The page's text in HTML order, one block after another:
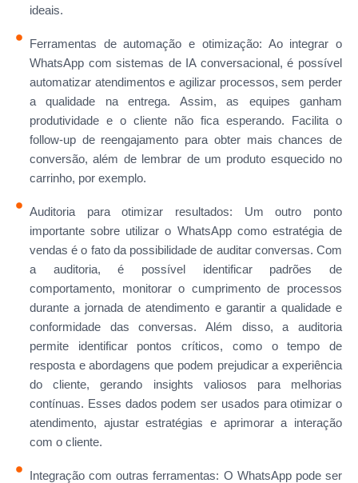
ideais.
Ferramentas de automação e otimização: Ao integrar o
WhatsApp com sistemas de IA conversacional, é possível
automatizar atendimentos e agilizar processos, sem perder
a qualidade na entrega. Assim, as equipes ganham
produtividade e o cliente não fica esperando. Facilita o
follow-up de reengajamento para obter mais chances de
conversão, além de lembrar de um produto esquecido no
carrinho, por exemplo.
Auditoria para otimizar resultados: Um outro ponto
importante sobre utilizar o WhatsApp como estratégia de
vendas é o fato da possibilidade de auditar conversas. Com
a auditoria, é possível identificar padrões de
comportamento, monitorar o cumprimento de processos
durante a jornada de atendimento e garantir a qualidade e
conformidade das conversas. Além disso, a auditoria
permite identificar pontos críticos, como o tempo de
resposta e abordagens que podem prejudicar a experiência
do cliente, gerando insights valiosos para melhorias
contínuas. Esses dados podem ser usados para otimizar o
atendimento, ajustar estratégias e aprimorar a interação
com o cliente.
Integração com outras ferramentas: O WhatsApp pode ser